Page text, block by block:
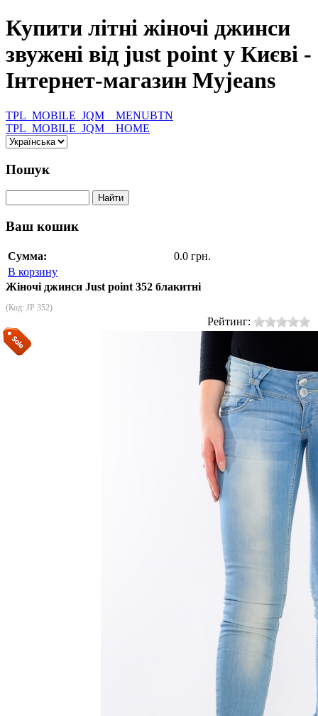
Купити літні жіночі джинси
звужені від just point у Києві -
Інтернет-магазин Myjeans
TPL_MOBILE_JQM__MENUBTN
TPL_MOBILE_JQM__HOME
Пошук
Ваш кошик
Сумма:
0.0 грн.
В корзину
Жіночі джинси Just point 352 блакитні
(Код: JP 352)
Рейтинг: